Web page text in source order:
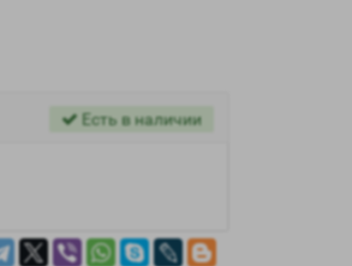
Есть в наличии